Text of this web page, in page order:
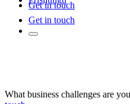
Get in touch
Get in touch
What business challenges are